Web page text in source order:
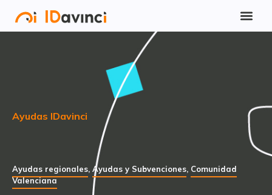
Ayudas IDavinci
Ayudas regionales, Ayudas y Subvenciones, Comunidad
Valenciana